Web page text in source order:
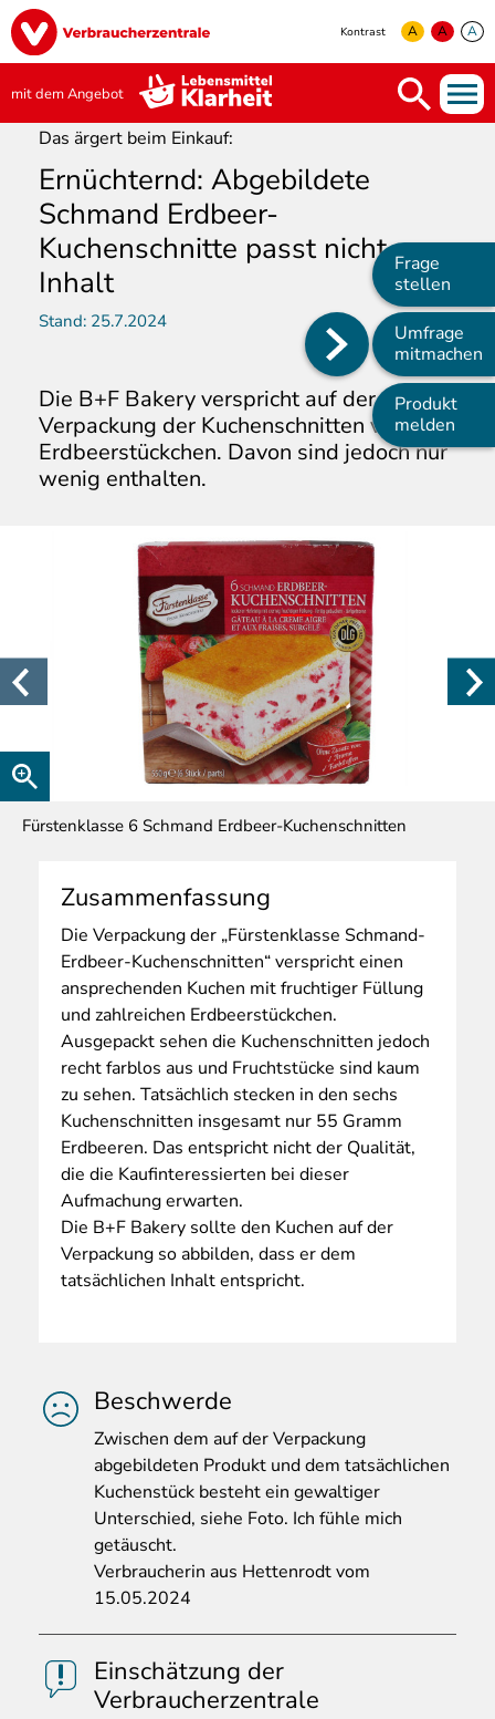
Direkt
zum
Inhalt
Image
Kontrast A A A
mit dem Angebot
Main
navigation
Frage
stellen
Umfrage
mitmachen
Produkt
melden
Das ärgert beim Einkauf:
Ernüchternd: Abgebildete
Schmand Erdbeer-
Kuchenschnitte passt nicht zum
Inhalt
Stand: 25.7.2024
Die B+F Bakery verspricht auf der
Verpackung der Kuchenschnitten viele
Erdbeerstückchen. Davon sind jedoch nur
wenig enthalten.
Fürstenklasse 6 Schmand Erdbeer-Kuchenschnitten
Zusammenfassung
Die Verpackung der „Fürstenklasse Schmand-
Erdbeer-Kuchenschnitten“ verspricht einen
ansprechenden Kuchen mit fruchtiger Füllung
und zahlreichen Erdbeerstückchen.
Ausgepackt sehen die Kuchenschnitten jedoch
recht farblos aus und Fruchtstücke sind kaum
zu sehen. Tatsächlich stecken in den sechs
Kuchenschnitten insgesamt nur 55 Gramm
Erdbeeren. Das entspricht nicht der Qualität,
die die Kaufinteressierten bei dieser
Aufmachung erwarten.
Die B+F Bakery sollte den Kuchen auf der
Verpackung so abbilden, dass er dem
tatsächlichen Inhalt entspricht.
Beschwerde
Zwischen dem auf der Verpackung
abgebildeten Produkt und dem tatsächlichen
Kuchenstück besteht ein gewaltiger
Unterschied, siehe Foto. Ich fühle mich
getäuscht.
Verbraucherin aus Hettenrodt vom
15.05.2024
Einschätzung der
Verbraucherzentrale